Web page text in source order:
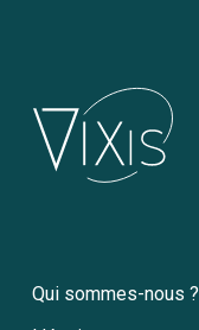
Qui sommes-nous ?